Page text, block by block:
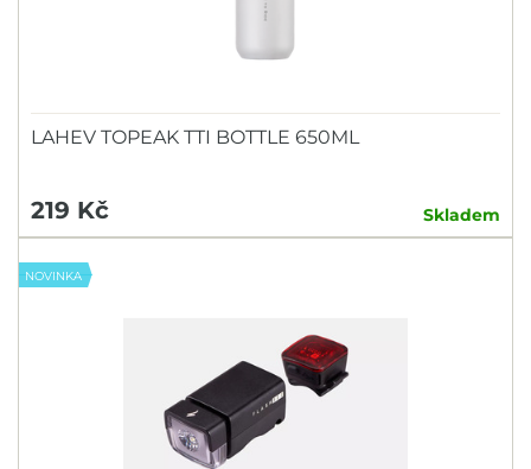
LAHEV TOPEAK TTI BOTTLE 650ML
219 Kč Skladem
NOVINKA